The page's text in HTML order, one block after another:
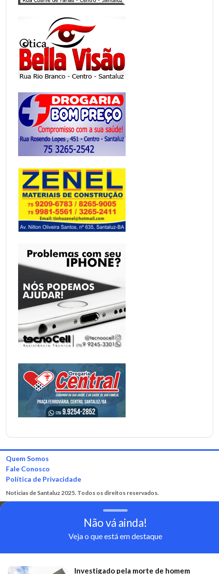
Quem Somos
Fale Conosco
Política de Privacidade
Noticias de Santaluz 2025. Todos os direitos reservados.
Não vá ainda!
Veja o que está em destaque
Investigado pela morte de homem